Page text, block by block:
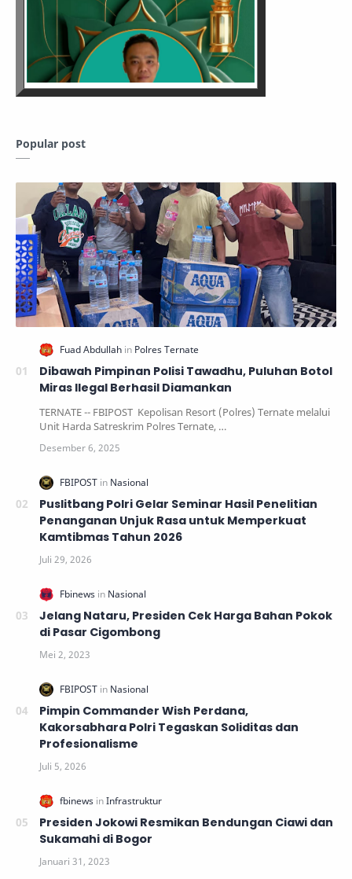
Popular post
Dibawah Pimpinan Polisi Tawadhu, Puluhan Botol
Miras Ilegal Berhasil Diamankan
TERNATE -- FBIPOST Kepolisan Resort (Polres) Ternate melalui
Unit Harda Satreskrim Polres Ternate, …
Puslitbang Polri Gelar Seminar Hasil Penelitian
Penanganan Unjuk Rasa untuk Memperkuat
Kamtibmas Tahun 2026
Jelang Nataru, Presiden Cek Harga Bahan Pokok
di Pasar Cigombong
Pimpin Commander Wish Perdana,
Kakorsabhara Polri Tegaskan Soliditas dan
Profesionalisme
Presiden Jokowi Resmikan Bendungan Ciawi dan
Sukamahi di Bogor